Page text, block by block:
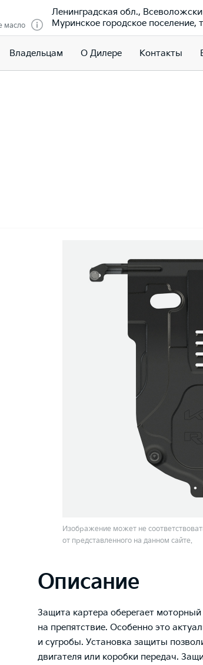
масло
Ленинградская обл.,
Муринское городское поселение,
Владельцам О Дилере Контакты
Изображение может не
от представленного на данном сайте.
Описание
Защита картера оберегает
на препятствие. Особенно это
и сугробы. Установка защиты
двигателя или коробки передач.